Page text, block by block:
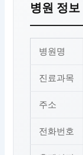
병원 정보
병원명
진료과목
주소
전화번호